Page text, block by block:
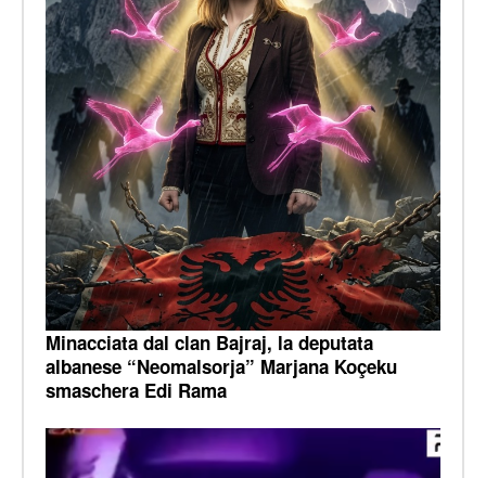
Minacciata dal clan Bajraj, la deputata
albanese “Neomalsorja” Marjana Koçeku
smaschera Edi Rama